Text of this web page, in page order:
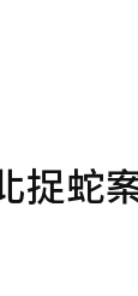
捉蛇